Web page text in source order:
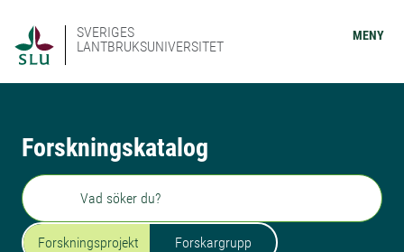
SVERIGES
LANTBRUKSUNIVERSITET
MENY
Forskningskatalog
Sök
Forskningsprojekt Forskargrupp